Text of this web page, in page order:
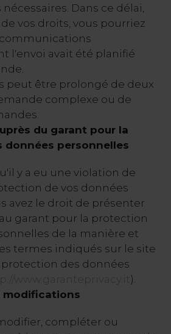
Dans ce délai,
vos droits, vous pourriez
l'envoi avait été planifié
peut être prolongé de deux
complexe ou de
du garant pour la
personnelles
y a eu une violation de
de vos données
avez le droit de présenter
garant pour la protection
de la manière et
termes indiqués sur le site
des données
www.garanteprivacy.it ).
modifications
compléter ou